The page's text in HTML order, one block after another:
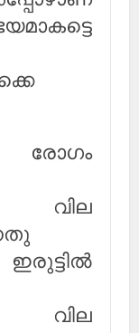
രോഗം
വില
വില